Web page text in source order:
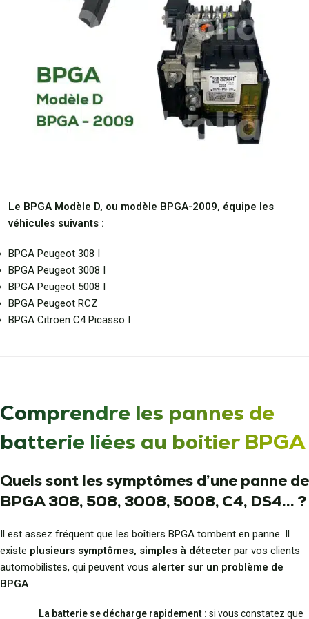
Le BPGA Modèle D, ou modèle BPGA-2009, équipe les
véhicules suivants :
BPGA Peugeot 308 I
BPGA Peugeot 3008 I
BPGA Peugeot 5008 I
BPGA Peugeot RCZ
BPGA Citroen C4 Picasso I
Comprendre les pannes de
batterie liées au boitier BPGA
Quels sont les symptômes d’une panne de
BPGA 308, 508, 3008, 5008, C4, DS4… ?
Il est assez fréquent que les boîtiers BPGA tombent en panne. Il
existe plusieurs symptômes, simples à détecter par vos clients
automobilistes, qui peuvent vous alerter sur un problème de
BPGA:
La batterie se décharge rapidement : si vous constatez que